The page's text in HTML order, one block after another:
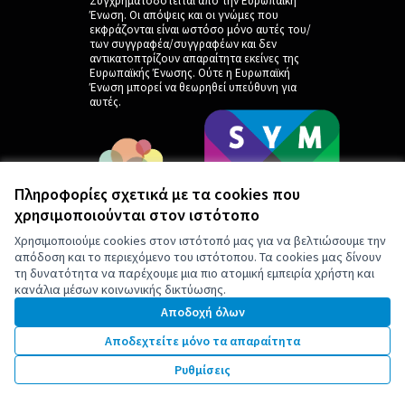
Πληροφορίες σχετικά με τα cookies που
χρησιμοποιούνται στον ιστότοπο
Χρησιμοποιούμε cookies στον ιστότοπό μας για να βελτιώσουμε την
απόδοση και το περιεχόμενο του ιστότοπου. Τα cookies μας δίνουν
τη δυνατότητα να παρέχουμε μια πιο ατομική εμπειρία χρήστη και
κανάλια μέσων κοινωνικής δικτύωσης.
Αποδοχή όλων
Αποδεχτείτε μόνο τα απαραίτητα
Ρυθμίσεις
Ένωση. Οι απόψεις και οι γνώμες που
εκφράζονται είναι ωστόσο μόνο αυτές του/
των συγγραφέα/συγγραφέων και δεν
αντικατοπτρίζουν απαραίτητα εκείνες της
Ευρωπαϊκής Ένωσης. Ούτε η Ευρωπαϊκή
Ένωση μπορεί να θεωρηθεί υπεύθυνη για
αυτές.
by